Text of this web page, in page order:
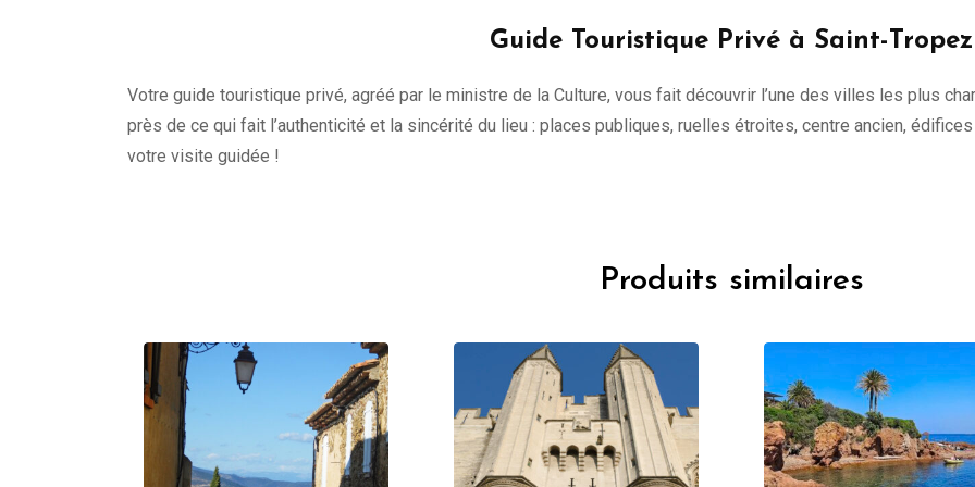
Guide Touristique Privé à Saint-Tropez
Votre guide touristique privé, agréé par le ministre de la Culture, vous fait découvrir l’une des villes les plus
près de ce qui fait l’authenticité et la sincérité du lieu : places publiques, ruelles étroites, centre ancien,
votre visite guidée !
Produits similaires